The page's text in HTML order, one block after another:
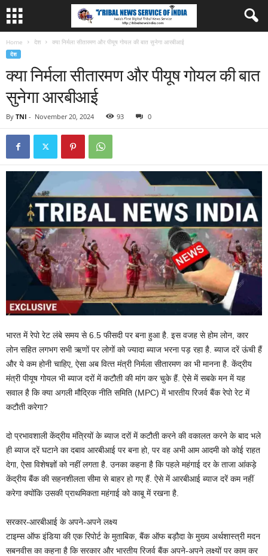
Home देश क्‍या निर्मला सीतारमण और पीयूष गोयल की बात सुनेगा आरबीआई
देश
क्‍या निर्मला सीतारमण और पीयूष गोयल की बात
सुनेगा आरबीआई
By TNI - November 20, 2024 93 0
भारत में रेपो रेट लंबे समय से 6.5 फीसदी पर बना हुआ है. इस वजह से होम लोन, कार
लोन सहित लगभग सभी ऋणों पर लोगों को ज्‍यादा ब्‍याज भरना पड़ रहा है. ब्‍याज दरें ऊंची हैं
और ये कम होनी चाहिए, ऐसा अब वित्‍त मंत्री निर्मला सीतारमण का भी मानना है. केंद्रीय
मंत्री पीयूष गोयल भी ब्‍याज दरों में कटौती की मांग कर चुके हैं. ऐसे में सबके मन में यह
सवाल है कि क्‍या अगली मौद्रिक नीति समिति (MPC) में भारतीय रिजर्व बैंक रेपो रेट में
कटौती करेगा?
दो प्रभावशाली केंद्रीय मंत्रियों के ब्‍याज दरों में कटौती करने की वकालत करने के बाद भले
ही ब्‍याज दरें घटाने का दबाव आरबीआई पर बना हो, पर वह अभी आम आदमी को कोई राहत
देगा, ऐसा विशेषज्ञों को नहीं लगता है. उनका कहना है कि पहले महंगाई दर के ताजा आंकड़े
केंद्रीय बैंक की सहनशीलता सीमा से बाहर हो गए हैं. ऐसे में आरबीआई ब्याज दरें कम नहीं
करेगा क्‍योंकि उसकी प्राथमिकता महंगाई को काबू में रखना है.
सरकार-आरबीआई के अपने-अपने लक्ष्‍य
टाइम्‍स ऑफ इंडिया की एक रिपोर्ट के मुताबिक, बैंक ऑफ बड़ौदा के मुख्य अर्थशास्त्री मदन
सबनवीस का कहना है कि सरकार और भारतीय रिजर्व बैंक अपने-अपने लक्ष्यों पर काम कर